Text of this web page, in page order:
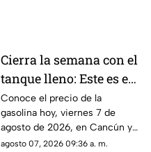
Cierra la semana con el
tanque lleno: Este es el
precio de la gasolina
HOY, viernes 7 de
agosto de 2026, en
Conoce el precio de la
gasolina hoy, viernes 7 de
agosto de 2026, en Cancún y
el resto de Quintana Roo. Este
agosto 07, 2026 09:36 a. m.